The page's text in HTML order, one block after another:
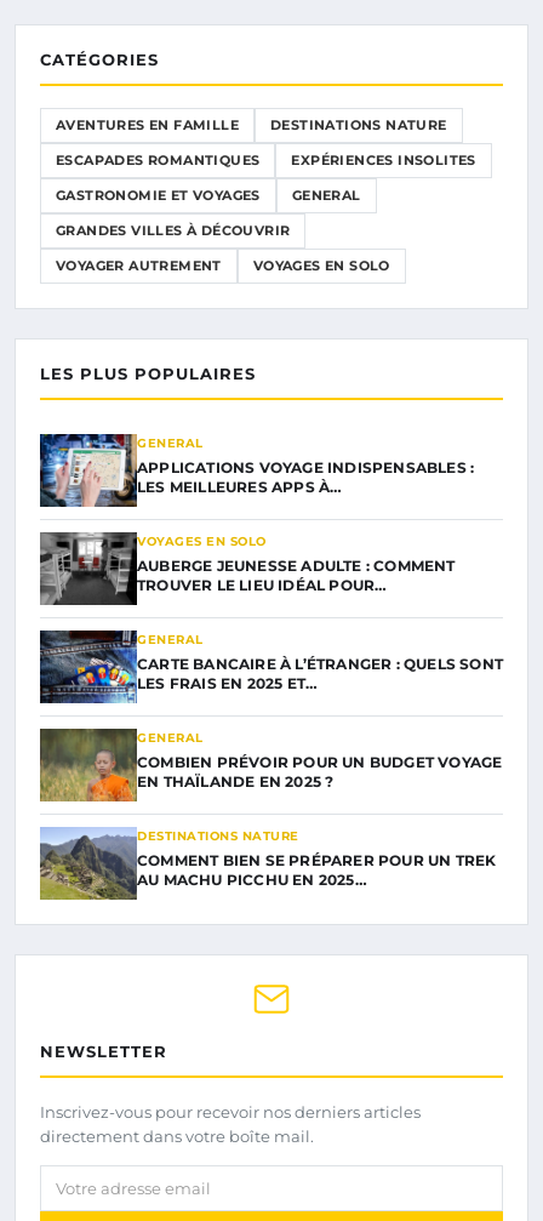
CATÉGORIES
AVENTURES EN FAMILLE DESTINATIONS NATURE
ESCAPADES ROMANTIQUES EXPÉRIENCES INSOLITES
GASTRONOMIE ET VOYAGES GENERAL
GRANDES VILLES À DÉCOUVRIR
VOYAGER AUTREMENT VOYAGES EN SOLO
LES PLUS POPULAIRES
GENERAL
APPLICATIONS VOYAGE INDISPENSABLES :
LES MEILLEURES APPS À…
VOYAGES EN SOLO
AUBERGE JEUNESSE ADULTE : COMMENT
TROUVER LE LIEU IDÉAL POUR…
GENERAL
CARTE BANCAIRE À L’ÉTRANGER : QUELS SONT
LES FRAIS EN 2025 ET…
GENERAL
COMBIEN PRÉVOIR POUR UN BUDGET VOYAGE
EN THAÏLANDE EN 2025 ?
DESTINATIONS NATURE
COMMENT BIEN SE PRÉPARER POUR UN TREK
AU MACHU PICCHU EN 2025…
NEWSLETTER
Inscrivez-vous pour recevoir nos derniers articles
directement dans votre boîte mail.
Votre adresse email